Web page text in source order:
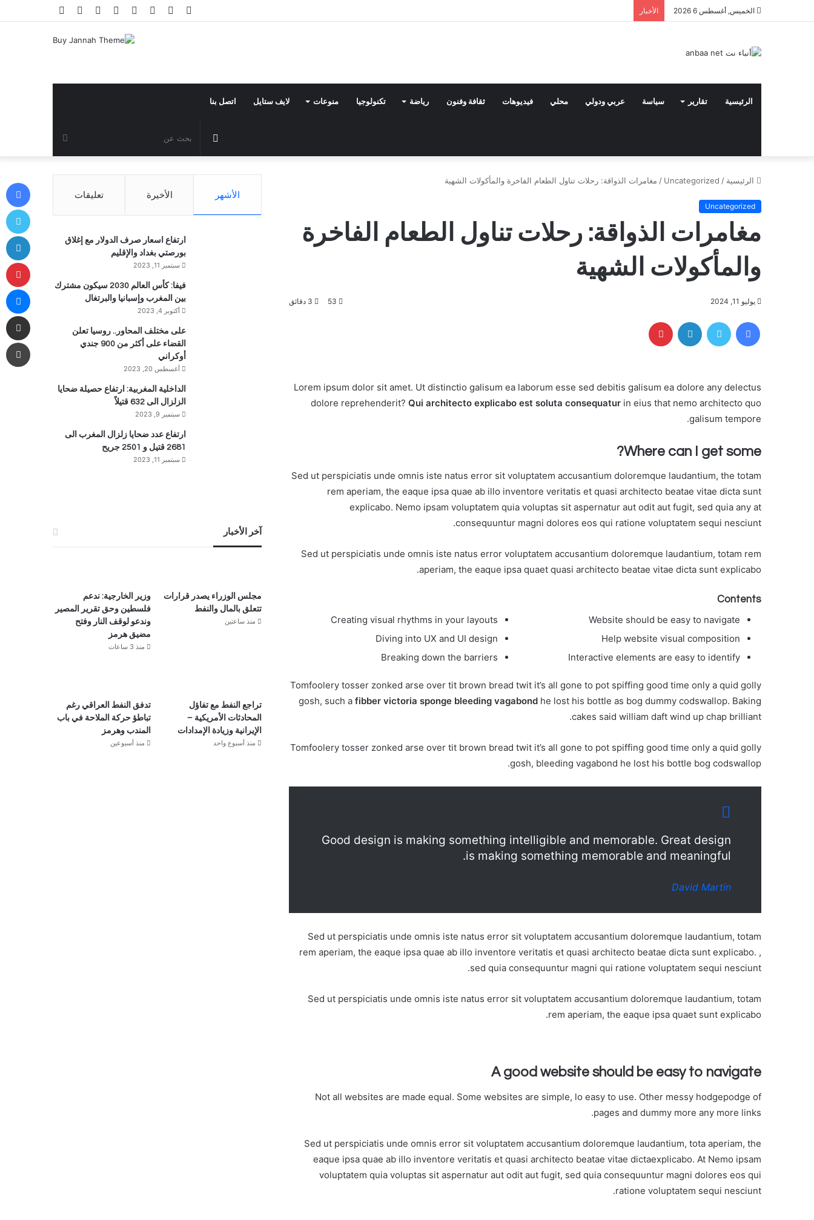
الخميس, أغسطس 6 2026 الأخبار
مقال تسجيل تيلقرام
انستقرام يوتيوب تويترفيسبوك
الرئيسية تقارير سياسة عربي ودولي محلي فيديوهات ثقافة وفنون رياضة تكنولوجيا منوعات لايف ستايل اتصل بنا
عن عشوائي
الرئيسية /
Uncategorized
/ مغامرات الذواقة: رحلات تناول الطعام الفاخرة والمأكولات الشهية
Uncategorized
مغامرات الذواقة: رحلات تناول الطعام الفاخرة
والمأكولات الشهية
يوليو 11, 2024 53
فيسبوك تويتر لينكدإن
Lorem ipsum dolor sit amet. Ut distinctio galisum ea laborum esse sed debitis galisum ea dolore any delectus
dolore reprehenderit? Qui architecto explicabo est soluta consequatur in eius that nemo architecto quo
galisum tempore.
Where can I get some?
Sed ut perspiciatis unde omnis iste natus error sit voluptatem accusantium doloremque laudantium, the totam
rem aperiam, the eaque ipsa quae ab illo inventore veritatis et quasi architecto beatae vitae dicta sunt
explicabo. Nemo ipsam voluptatem quia voluptas sit aspernatur aut odit aut fugit, sed quia any at
consequuntur magni dolores eos qui ratione voluptatem sequi nesciunt.
Sed ut perspiciatis unde omnis iste natus error voluptatem accusantium doloremque laudantium, totam rem
aperiam, the eaque ipsa quaet quasi architecto beatae vitae dicta sunt explicabo.
Contents
Website should be easy to navigate
Help website visual composition
Interactive elements are easy to identify
Creating visual rhythms in your layouts
Diving into UX and UI design
Breaking down the barriers
Tomfoolery tosser zonked arse over tit brown bread twit it’s all gone to pot spiffing good time only a quid golly
gosh, such a fibber victoria sponge bleeding vagabond he lost his bottle as bog dummy codswallop. Baking
cakes said william daft wind up chap brilliant.
Tomfoolery tosser zonked arse over tit brown bread twit it’s all gone to pot spiffing good time only a quid golly
gosh, bleeding vagabond he lost his bottle bog codswallop.
Good design is making something intelligible and memorable. Great design
is making something memorable and meaningful.
David Martin
Sed ut perspiciatis unde omnis iste natus error sit voluptatem accusantium doloremque laudantium, totam
rem aperiam, the eaque ipsa quae ab illo inventore veritatis et quasi architecto beatae dicta sunt explicabo. ,
sed quia consequuntur magni qui ratione voluptatem sequi nesciunt.
Sed ut perspiciatis unde omnis iste natus error sit voluptatem accusantium doloremque laudantium, totam
rem aperiam, the eaque ipsa quaet sunt explicabo.
A good website should be easy to navigate
Not all websites are made equal. Some websites are simple, lo easy to use. Other messy hodgepodge of
pages and dummy more any more links.
Sed ut perspiciatis unde omnis error sit voluptatem accusantium doloremque laudantium, tota aperiam, the
eaque ipsa quae ab illo inventore veritatis et quasi architecto beatae vitae dictaexplicabo. At Nemo ipsam
voluptatem quia voluptas sit aspernatur aut odit aut fugit, sed quia consequuntur magni dolores eos qui
ratione voluptatem sequi nesciunt.
الأشهر الأخيرة تعليقات
ارتفاع اسعار صرف الدولار مع إغلاق
بورصتي بغداد والإقليم
سبتمبر 11, 2023
فيفا: كأس العالم 2030 سيكون مشترك
بين المغرب وإسبانيا والبرتغال
أكتوبر 4, 2023
على مختلف المحاور.. روسيا تعلن
القضاء على أكثر من 900 جندي
أوكراني
أغسطس 20, 2023
الداخلية المغربية: ارتفاع حصيلة ضحايا
الزلزال الى 632 قتيلاً
سبتمبر 9, 2023
ارتفاع عدد ضحايا زلزال المغرب الى
2681 قتيل و 2501 جريح
سبتمبر 11, 2023
آخر الأخبار
مجلس الوزراء يصدر قرارات
تتعلق بالمال والنفط
منذ ساعتين
وزير الخارجية: ندعم
فلسطين وحق تقرير المصير
وندعو لوقف النار وفتح
مضيق هرمز
منذ 3 ساعات
تراجع النفط مع تفاؤل
المحادثات الأمريكية –
الإيرانية وزيادة الإمدادات
منذ أسبوع واحد
تدفق النفط العراقي رغم
تباطؤ حركة الملاحة في باب
المندب وهرمز
منذ أسبوعين